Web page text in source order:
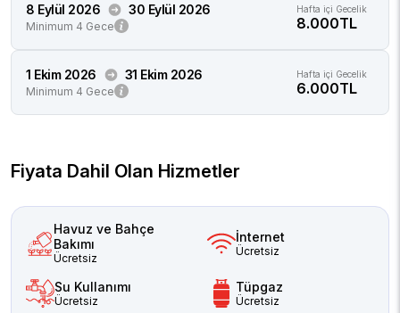
8 Eylül 2026 30 Eylül 2026
Minimum 4 Gece
Hafta içi Gecelik
8.000TL
1 Ekim 2026 31 Ekim 2026
Minimum 4 Gece
Hafta içi Gecelik
6.000TL
Fiyata Dahil Olan Hizmetler
Havuz ve Bahçe
Bakımı
Ücretsiz
İnternet
Ücretsiz
Su Kullanımı
Ücretsiz
Tüpgaz
Ücretsiz